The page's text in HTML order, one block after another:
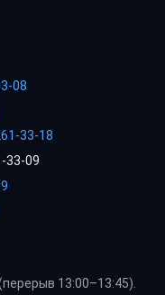
08
33-18
33-09
13:00–13:45).